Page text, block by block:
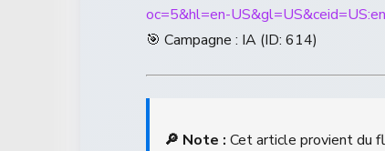
oc=5&hl=en-US&gl=US&ceid=US:en
🎯 Campagne : IA (ID: 614)
🔎 Note : Cet article provient du